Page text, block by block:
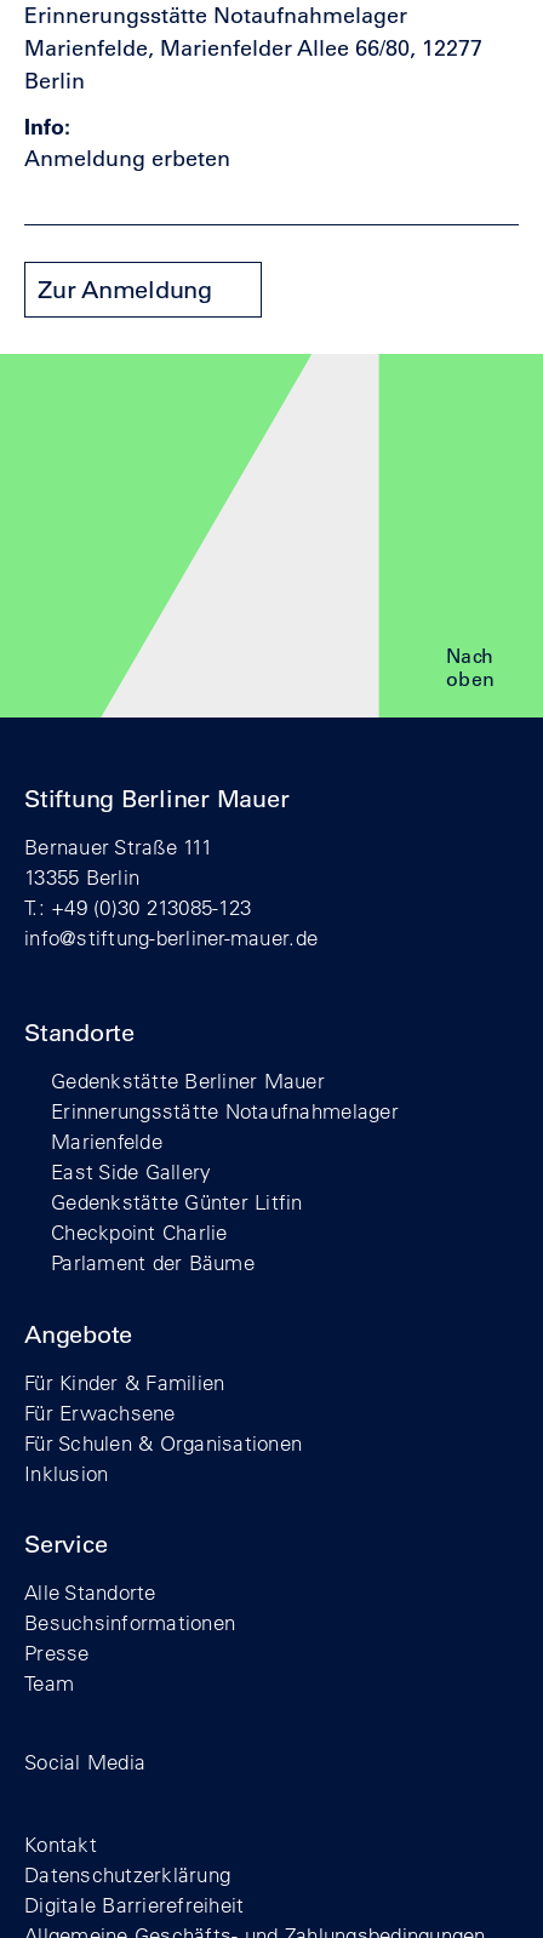
Erinnerungsstätte Notaufnahmelager
Marienfelde, Marienfelder Allee 66/80, 12277
Berlin
Info
Anmeldung erbeten
Zur Anmeldung
Nach
oben
Stiftung Berliner Mauer
Bernauer Straße 111
13355 Berlin
T.: +49 (0)30 213085-123
info@stiftung-berliner-mauer.de
Standorte
Gedenkstätte Berliner Mauer
Erinnerungsstätte Notaufnahmelager
Marienfelde
East Side Gallery
Gedenkstätte Günter Litfin
Checkpoint Charlie
Parlament der Bäume
Angebote
Für Kinder & Familien
Für Erwachsene
Für Schulen & Organisationen
Inklusion
Service
Alle Standorte
Besuchsinformationen
Presse
Team
Social Media
Kontakt
Datenschutzerklärung
Digitale Barrierefreiheit